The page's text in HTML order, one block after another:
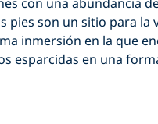
pies son un sitio para la
inmersión en la que
esparcidas en una